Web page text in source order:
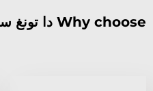
Why choose دا تونغ سعر أكسيد الألمنيوم?